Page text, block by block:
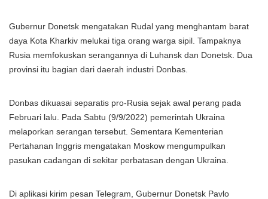
Gubernur Donetsk mengatakan Rudal yang menghantam barat
daya Kota Kharkiv melukai tiga orang warga sipil. Tampaknya
Rusia memfokuskan serangannya di Luhansk dan Donetsk. Dua
provinsi itu bagian dari daerah industri Donbas.
Donbas dikuasai separatis pro-Rusia sejak awal perang pada
Februari lalu. Pada Sabtu (9/9/2022) pemerintah Ukraina
melaporkan serangan tersebut. Sementara Kementerian
Pertahanan Inggris mengatakan Moskow mengumpulkan
pasukan cadangan di sekitar perbatasan dengan Ukraina.
Di aplikasi kirim pesan Telegram, Gubernur Donetsk Pavlo